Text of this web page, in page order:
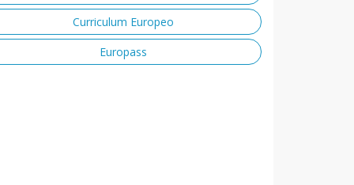
Curriculum Europeo
Europass